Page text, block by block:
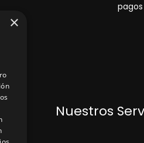
Nuestros
×